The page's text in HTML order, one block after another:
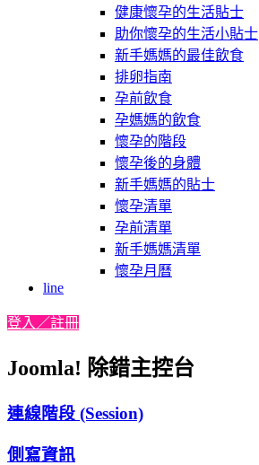
健康懷孕的生活貼士
助你懷孕的生活小貼士
新手媽媽的最佳飲食
排卵指南
孕前飲食
孕媽媽的飲食
懷孕的階段
懷孕後的身體
新手媽媽的貼士
懷孕清單
孕前清單
新手媽媽清單
懷孕月曆
line
登入／註冊
Joomla! 除錯主控台
連線階段 (Session)
側寫資訊